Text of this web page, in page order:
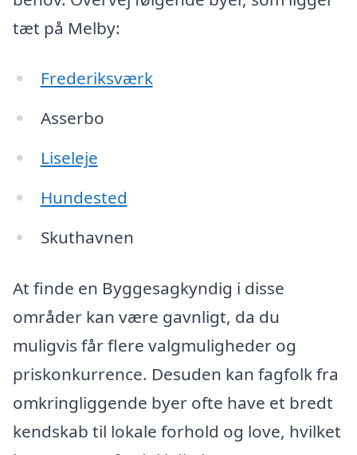
tæt på Melby:
Frederiksværk
Asserbo
Liseleje
Hundested
Skuthavnen
At finde en Byggesagkyndig i disse
områder kan være gavnligt, da du
muligvis får flere valgmuligheder og
priskonkurrence. Desuden kan fagfolk fra
omkringliggende byer ofte have et bredt
kendskab til lokale forhold og love, hvilket